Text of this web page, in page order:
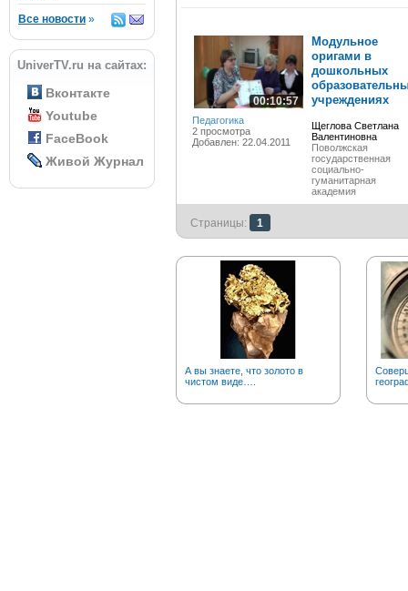
Все новости »
UniverTV.ru на сайтах:
Вконтакте
Youtube
FaceBook
Живой Журнал
00:10:57
Педагогика
2 просмотра
Добавлен: 22.04.2011
Модульное
оригами в
дошкольных
учреждениях
Щеглова Светлана
Валентиновна
Поволжская
государственная
социально-
гуманитарная
академия
Страницы: 1
А вы знаете, что золото в
чистом виде….